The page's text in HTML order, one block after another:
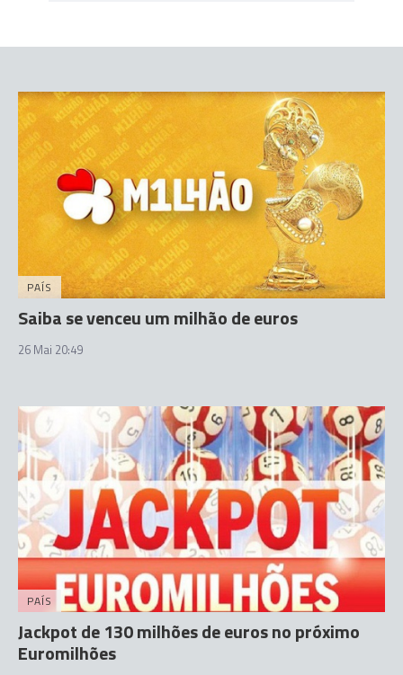
PAÍS
Saiba se venceu um milhão de euros
26 Mai 20:49
PAÍS
Jackpot de 130 milhões de euros no próximo
Euromilhões